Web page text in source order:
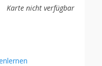
Karte nicht verfügbar